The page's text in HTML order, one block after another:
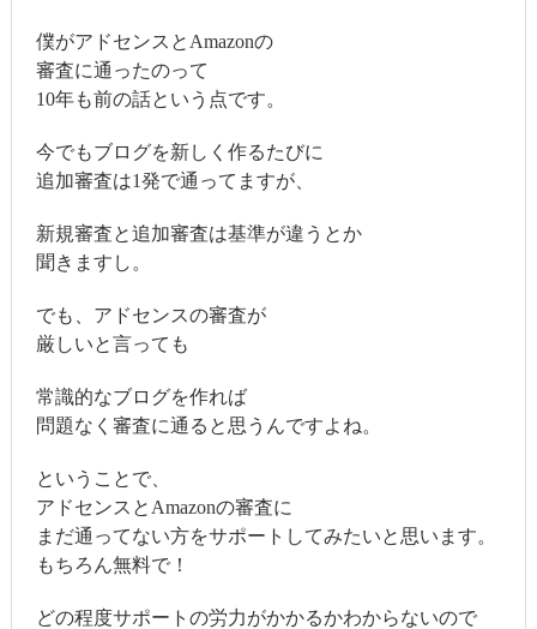
僕がアドセンスとAmazonの
審査に通ったのって
10年も前の話という点です。
今でもブログを新しく作るたびに
追加審査は1発で通ってますが、
新規審査と追加審査は基準が違うとか
聞きますし。
でも、アドセンスの審査が
厳しいと言っても
常識的なブログを作れば
問題なく審査に通ると思うんですよね。
ということで、
アドセンスとAmazonの審査に
まだ通ってない方をサポートしてみたいと思います。
もちろん無料で！
どの程度サポートの労力がかかるかわからないので